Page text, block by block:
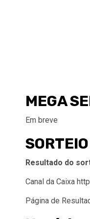
MEGA
Em breve
Resultado do
Canal da Caixa
Página de